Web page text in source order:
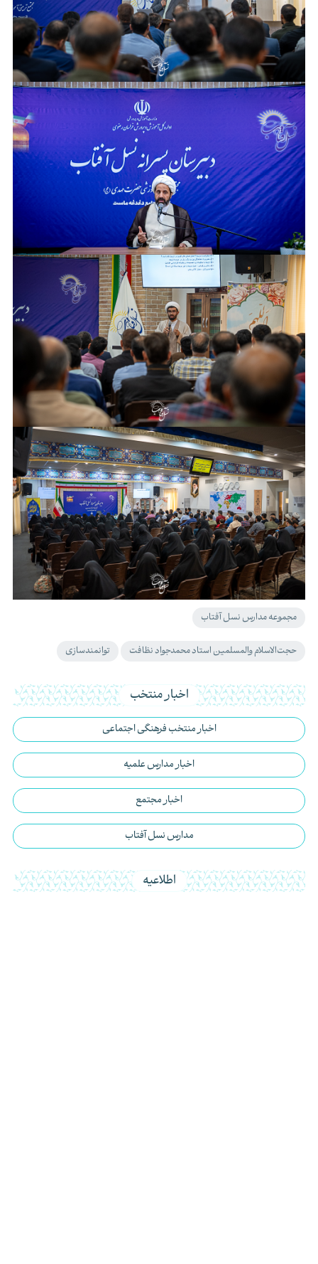
مجموعه مدارس نسل آفتاب
حجت‌الاسلام والمسلمین استاد محمدجواد نظافت توانمندسازی
اخبار منتخب
اخبار منتخب فرهنگی اجتماعی
اخبار مدارس علمیه
اخبار مجتمع
مدارس نسل آفتاب
اطلاعیه